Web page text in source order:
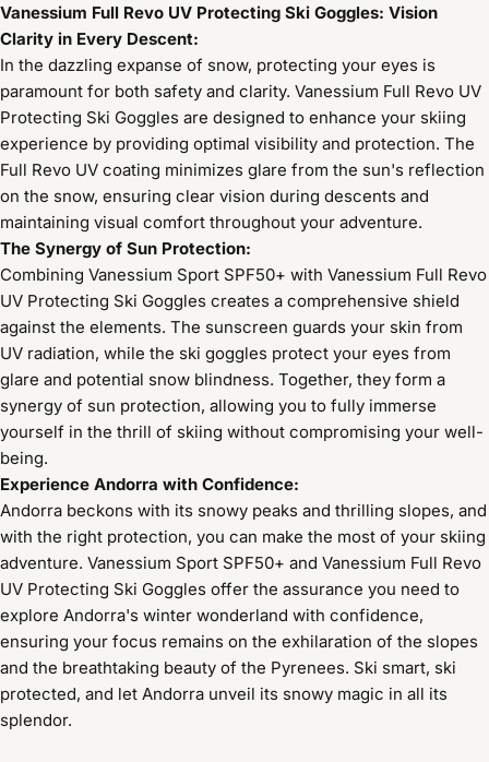
Vanessium Full Revo UV Protecting Ski Goggles: Vision
Clarity in Every Descent:
In the dazzling expanse of snow, protecting your eyes is
paramount for both safety and clarity. Vanessium Full Revo UV
Protecting Ski Goggles are designed to enhance your skiing
experience by providing optimal visibility and protection. The
Full Revo UV coating minimizes glare from the sun's reflection
on the snow, ensuring clear vision during descents and
maintaining visual comfort throughout your adventure.
The Synergy of Sun Protection:
Combining Vanessium Sport SPF50+ with Vanessium Full Revo
UV Protecting Ski Goggles creates a comprehensive shield
against the elements. The sunscreen guards your skin from
UV radiation, while the ski goggles protect your eyes from
glare and potential snow blindness. Together, they form a
synergy of sun protection, allowing you to fully immerse
yourself in the thrill of skiing without compromising your well-
being.
Experience Andorra with Confidence:
Andorra beckons with its snowy peaks and thrilling slopes, and
with the right protection, you can make the most of your skiing
adventure. Vanessium Sport SPF50+ and Vanessium Full Revo
UV Protecting Ski Goggles offer the assurance you need to
explore Andorra's winter wonderland with confidence,
ensuring your focus remains on the exhilaration of the slopes
and the breathtaking beauty of the Pyrenees. Ski smart, ski
protected, and let Andorra unveil its snowy magic in all its
splendor.